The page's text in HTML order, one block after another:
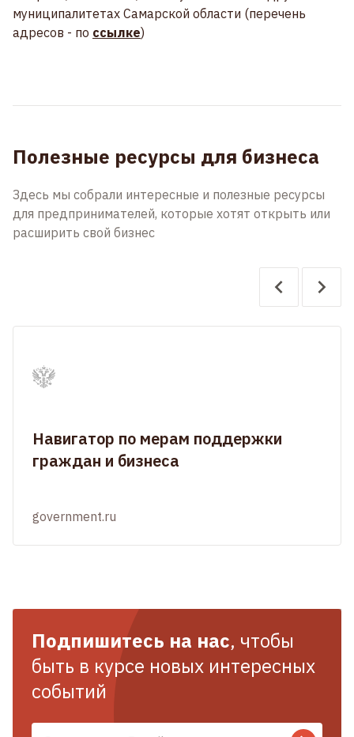
муниципалитетах Самарской области (перечень
адресов - по ссылке)
Полезные ресурсы для бизнеса
Здесь мы собрали интересные и полезные ресурсы
для предпринимателей, которые хотят открыть или
расширить свой бизнес
Навигатор по мерам поддержки
граждан и бизнеса
government.ru
Подпишитесь на нас, чтобы
быть в курсе новых интересных
событий